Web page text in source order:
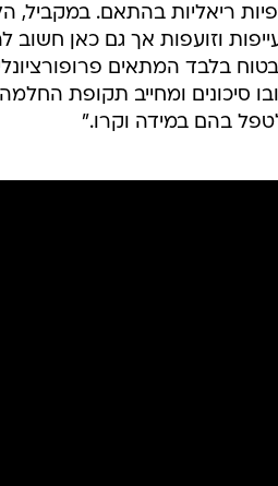
ריאליות בהתאם.
וזועפות אך גם כאן חשוב
בלבד המתאים
סיכונים ומחייב תקופת
בהם במידה וקרו."